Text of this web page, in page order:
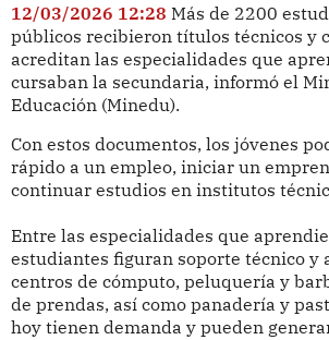
12/03/2026 12:28 Más de 2200
públicos recibieron títulos técnicos y
acreditan las especialidades que
cursaban la secundaria, informó el
Educación (Minedu).
Con estos documentos, los jóvenes
rápido a un empleo, iniciar un
continuar estudios en institutos
Entre las especialidades que
estudiantes figuran soporte técnico y
centros de cómputo, peluquería y
de prendas, así como panadería y
hoy tienen demanda y pueden